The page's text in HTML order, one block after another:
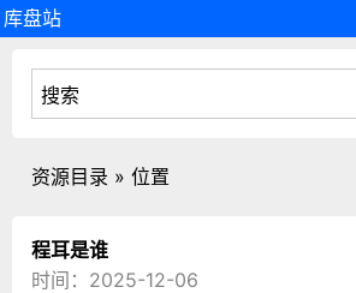
库盘站
资源目录 » 位置
程耳是谁
时间：2025-12-06